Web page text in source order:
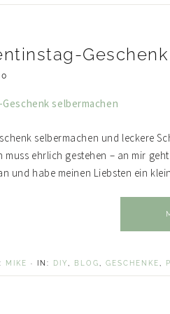
selbermachen und leckere
muss ehrlich gestehen – an mir
und habe meinen Liebsten ein
MIKE · IN: DIY BLOG GESCHENKE